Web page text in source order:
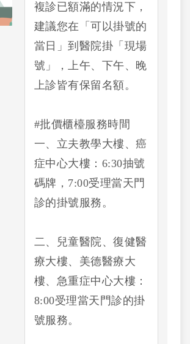
複診已額滿的情況下，
建議您在「可以掛號的
當日」到醫院掛「現場
號」，上午、下午、晚
上診皆有保留名額。
#批價櫃檯服務時間
一、立夫教學大樓、癌
症中心大樓：6:30抽號
碼牌，7:00受理當天門
診的掛號服務。
二、兒童醫院、復健醫
療大樓、美德醫療大
樓、急重症中心大樓：
8:00受理當天門診的掛
號服務。